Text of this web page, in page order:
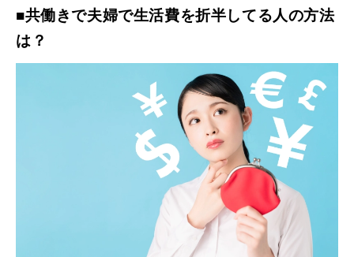
■共働きで夫婦で生活費を折半してる人の方法
は？